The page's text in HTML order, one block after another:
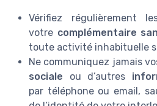
Vérifiez régulièrement
votre complémentaire
toute activité inhabituelle
Ne communiquez jamais
sociale ou d’autres
par téléphone ou email,